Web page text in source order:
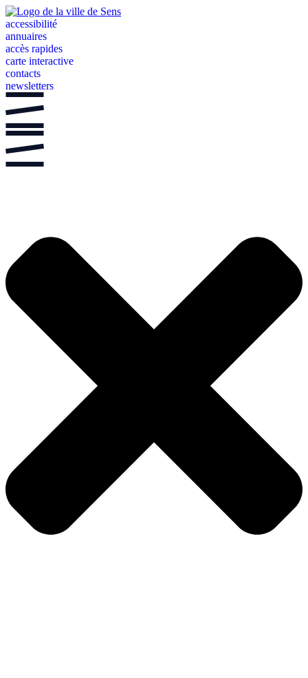
Aller
au
contenu
accessibilité
annuaires
accès rapides
carte interactive
contacts
newsletters